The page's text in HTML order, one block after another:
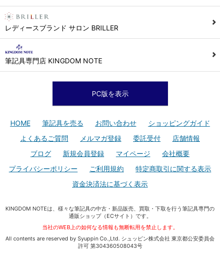
レディースブランド サロン BRILLER
筆記具専門店 KINGDOM NOTE
PC版を表示
HOME 筆記具を売る お問い合わせ
ショッピングガイド
よくあるご質問
メルマガ登録 委託受付
店舗情報
ブログ
新規会員登録 マイページ
会社概要
プライバシーポリシー
ご利用規約
特定商取引に関する表示
資金決済法に基づく表示
KINGDOM NOTEは、様々な筆記具の中古・新品販売、買取・下取を行う筆記具専門の
通販ショップ（ECサイト）です。
当社のWEB上の如何なる情報も無断転用を禁止します。
All contents are reserved by Syuppin Co.,Ltd. シュッピン株式会社 東京都公安委員会
許可 第304360508043号